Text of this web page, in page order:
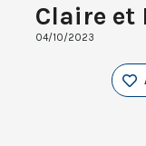
Claire et
04/10/2023